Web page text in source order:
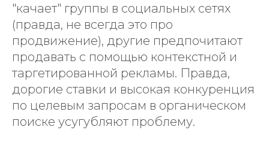
"качает" группы в социальных сетях
(правда, не всегда это про
продвижение), другие предпочитают
продавать с помощью контекстной и
таргетированной рекламы. Правда,
дорогие ставки и высокая конкуренция
по целевым запросам в органическом
поиске усугубляют проблему.